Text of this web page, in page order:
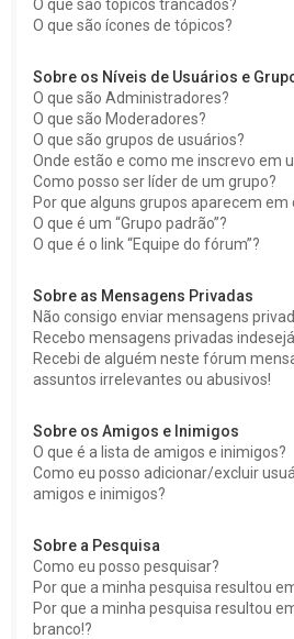
O que são tópicos trancados?
O que são ícones de tópicos?
Sobre os Níveis de Usuários e
O que são Administradores?
O que são Moderadores?
O que são grupos de usuários?
Onde estão e como me inscrevo em
Como posso ser líder de um grupo?
Por que alguns grupos aparecem
O que é um “Grupo padrão”?
O que é o link “Equipe do fórum”?
Sobre as Mensagens Privadas
Não consigo enviar mensagens
Recebo mensagens privadas
Recebi de alguém neste fórum
assuntos irrelevantes ou abusivos!
Sobre os Amigos e Inimigos
O que é a lista de amigos e inimigos?
Como eu posso adicionar/excluir
amigos e inimigos?
Sobre a Pesquisa
Como eu posso pesquisar?
Por que a minha pesquisa resultou
Por que a minha pesquisa resultou
branco!?